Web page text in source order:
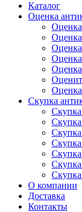
Каталог
Оценка
Оценка
Скупка
Скупка
Скупка
Скупка
Скупка
О компании
Доставка
Контакты